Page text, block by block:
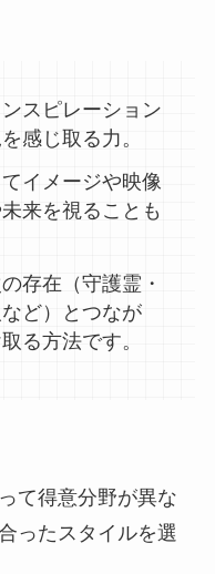
スピレーション
感じ取る力。
イメージや映像
来を視ることも
存在（守護霊・
ど）とつなが
る方法です。
て得意分野が異な
ったスタイルを選